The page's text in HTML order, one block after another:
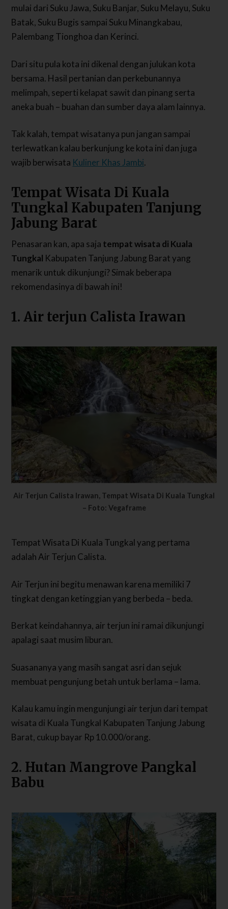
mulai dari Suku Jawa, Suku Banjar, Suku Melayu, Suku
Batak, Suku Bugis sampai Suku Minangkabau,
Palembang Tionghoa dan Kerinci.
Dari situ pula kota ini dikenal dengan julukan kota
bersama. Hasil pertanian dan perkebunannya
melimpah, seperti kelapat sawit dan pinang serta
aneka buah – buahan dan sumber daya alam lainnya.
Tak kalah, tempat wisatanya pun jangan sampai
terlewatkan kalau berkunjung ke kota ini dan juga
wajib berwisata Kuliner Khas Jambi.
Tempat Wisata Di Kuala
Tungkal Kabupaten Tanjung
Jabung Barat
Penasaran kan, apa saja tempat wisata di Kuala
Tungkal Kabupaten Tanjung Jabung Barat yang
menarik untuk dikunjungi? Simak beberapa
rekomendasinya di bawah ini!
1. Air terjun Calista Irawan
Air Terjun Calista Irawan, Tempat Wisata Di Kuala Tungkal
– Foto: Vegaframe
Tempat Wisata Di Kuala Tungkal yang pertama
adalah Air Terjun Calista.
Air Terjun ini begitu menawan karena memiliki 7
tingkat dengan ketinggian yang berbeda – beda.
Berkat keindahannya, air terjun ini ramai dikunjungi
apalagi saat musim liburan.
Suasananya yang masih sangat asri dan sejuk
membuat pengunjung betah untuk berlama – lama.
Kalau kamu ingin mengunjungi air terjun dari tempat
wisata di Kuala Tungkal Kabupaten Tanjung Jabung
Barat, cukup bayar Rp 10.000/orang.
2. Hutan Mangrove Pangkal
Babu